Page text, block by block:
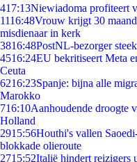
417:13Niewiadoma profiteert
1116:48Vrouw krijgt 30
misdienaar in kerk
3816:48PostNL-bezorger
4516:24EU bekritiseert Meta
Ceuta
6216:23Spanje: bijna alle
Marokko
716:10Aanhoudende droogte
Holland
2915:56Houthi's vallen
blokkade olieroute
2715:52Italië hindert reizigers